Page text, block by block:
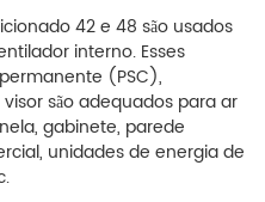
42 e 48 são usados
interno. Esses
(PSC),
são adequados para ar
gabinete, parede
unidades de energia de